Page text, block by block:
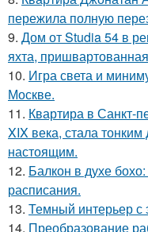
пережила полную
9. Дом от Studia 54 в
яхта,
10. Игра света и
Москве.
11. Квартира в Санкт-
XIX века, стала
настоящим.
12. Балкон в духе
расписания.
13. Темный интерьер с
14. Преобразование